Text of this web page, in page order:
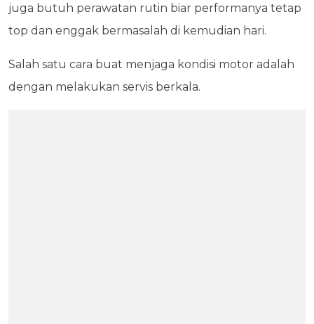
juga butuh perawatan rutin biar performanya tetap
top dan enggak bermasalah di kemudian hari.
Salah satu cara buat menjaga kondisi motor adalah
dengan melakukan servis berkala.